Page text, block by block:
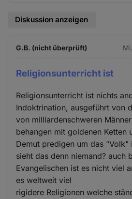
Diskussion anzeigen
G.B. (nicht überprüft)
Religionsunterricht ist
Religionsunterricht ist nichts
Indoktrination, ausgeführt von
von milliardenschweren
behangen mit goldenen Ketten
Demut predigen um das "Volk"
sieht das denn niemand? auch
Evangelischen ist es nicht viel
es weltweit viel
rigidere Religionen welche